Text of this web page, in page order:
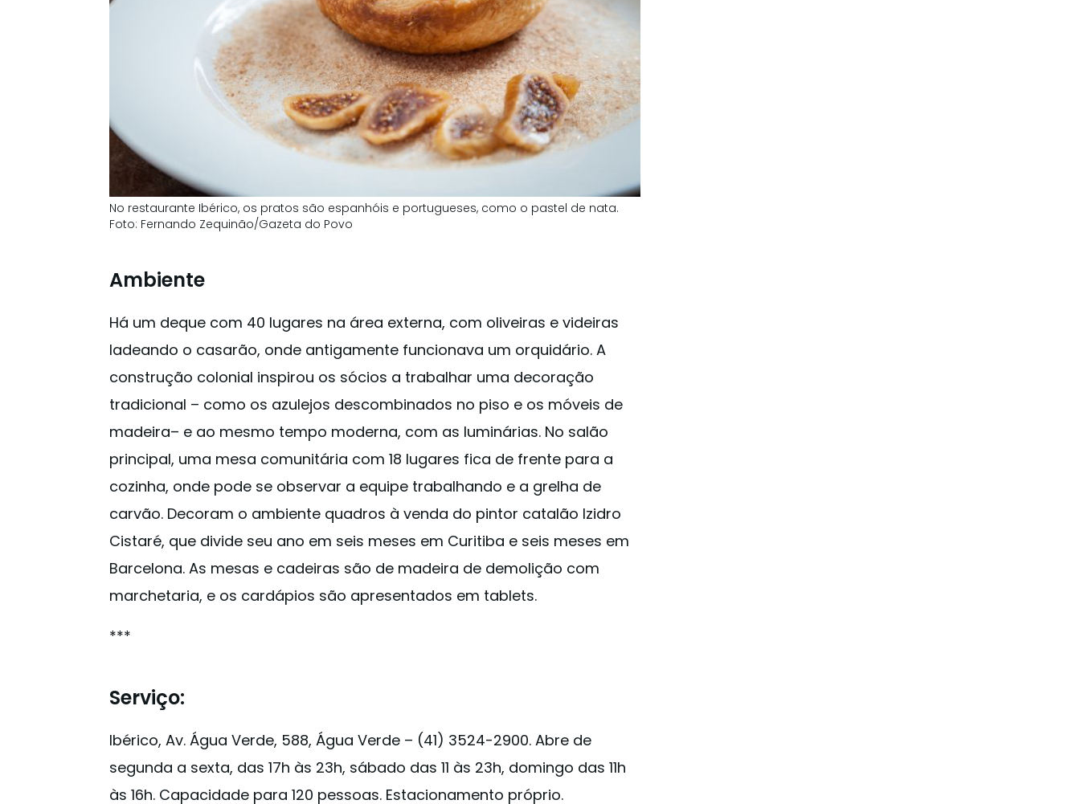
No restaurante Ibérico, os pratos são espanhóis e portugueses, como o pastel de nata.
Foto: Fernando Zequinão/Gazeta do Povo
Ambiente
Há um deque com 40 lugares na área externa, com oliveiras e videiras
ladeando o casarão, onde antigamente funcionava um orquidário. A
construção colonial inspirou os sócios a trabalhar uma decoração
tradicional – como os azulejos descombinados no piso e os móveis de
madeira– e ao mesmo tempo moderna, com as luminárias. No salão
principal, uma mesa comunitária com 18 lugares fica de frente para a
cozinha, onde pode se observar a equipe trabalhando e a grelha de
carvão. Decoram o ambiente quadros à venda do pintor catalão Izidro
Cistaré, que divide seu ano em seis meses em Curitiba e seis meses em
Barcelona. As mesas e cadeiras são de madeira de demolição com
marchetaria, e os cardápios são apresentados em tablets.
***
Serviço:
Ibérico, Av. Água Verde, 588, Água Verde – (41) 3524-2900. Abre de
segunda a sexta, das 17h às 23h, sábado das 11 às 23h, domingo das 11h
às 16h. Capacidade para 120 pessoas. Estacionamento próprio.